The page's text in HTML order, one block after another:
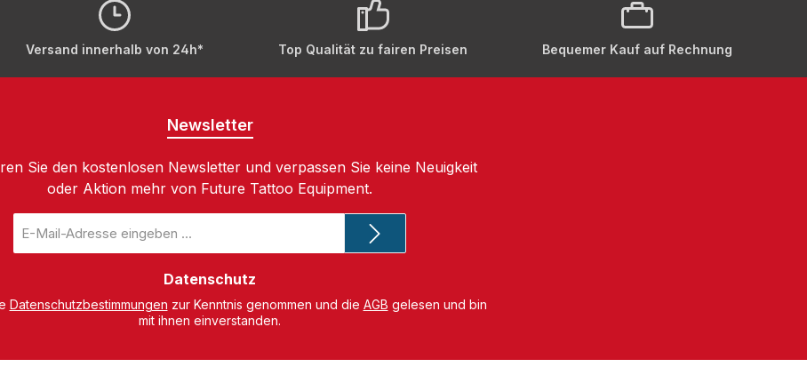
Versand innerhalb von 24h* Top Qualität zu fairen Preisen Bequemer Kauf auf Rechnung
Newsletter
Sie den kostenlosen Newsletter und verpassen Sie keine Neuigkeit
oder Aktion mehr von Future Tattoo Equipment.
Mail-
Adresse
Datenschutz
Datenschutzbestimmungen zur Kenntnis genommen und die AGB gelesen und bin
mit ihnen einverstanden.